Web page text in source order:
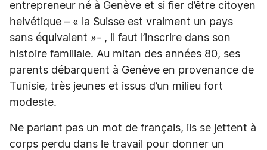
entrepreneur né à Genève et si fier d’être citoyen
helvétique – « la Suisse est vraiment un pays
sans équivalent »- , il faut l’inscrire dans son
histoire familiale. Au mitan des années 80, ses
parents débarquent à Genève en provenance de
Tunisie, très jeunes et issus d’un milieu fort
modeste.
Ne parlant pas un mot de français, ils se jettent à
corps perdu dans le travail pour donner un